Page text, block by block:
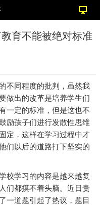
育不能被绝对标准
不同程度的批判，虽然我
做出的改革是培养学生们
一定的标准，但是这也不
励孩子们进行发散性思维
定，这样在学习过程中才
们以后的道路打下坚实的
校学习的内容是越来越复
们都摸不着头脑。近日贵
一道题引起了热议，题目